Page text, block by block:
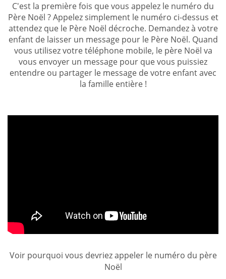
C'est la première fois que vous appelez le numéro du
Père Noël ? Appelez simplement le numéro ci-dessus et
attendez que le Père Noël décroche. Demandez à votre
enfant de laisser un message pour le Père Noël. Quand
vous utilisez votre téléphone mobile, le père Noël va
vous envoyer un message pour que vous puissiez
entendre ou partager le message de votre enfant avec
la famille entière !
Voir pourquoi vous devriez appeler le numéro du père
Noël